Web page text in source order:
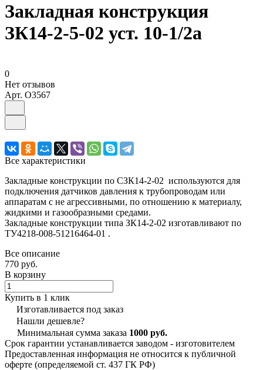
Закладная конструкция
ЗК14-2-5-02 уст. 10-1/2а
0
Нет отзывов
Арт. O3567
Все характеристики
Закладные конструкции по СЗК14-2-02 используются для
подключения датчиков давления к трубопроводам или
аппаратам с не агрессивными, по отношению к материалу,
жидкими и газообразными средами.
Закладные конструкции типа ЗК14-2-02 изготавливают по
ТУ4218-008-51216464-01 .
Все описание
770 руб.
В корзину
Купить в 1 клик
Изготавливается под заказ
Нашли дешевле?
Минимальная сумма заказа 1000 руб.
Срок гарантии устанавливается заводом - изготовителем
Предоставленная информация не относится к публичной
оферте (определяемой ст. 437 ГК РФ)